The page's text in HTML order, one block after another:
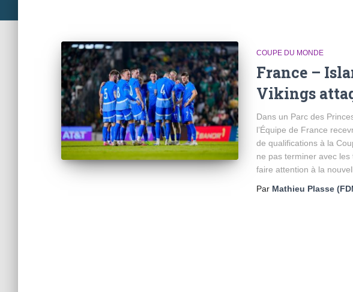
COUPE DU MONDE
France –
Vikings
Dans un Parc des
l’Équipe de France
de qualifications à la
ne pas terminer avec
faire attention à la
Par Mathieu Plasse